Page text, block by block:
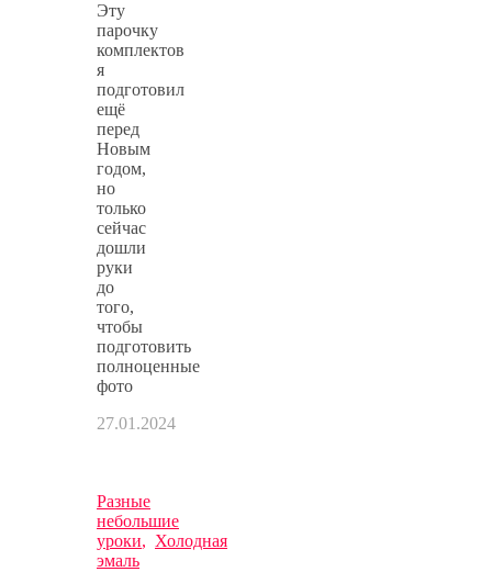
Эту
парочку
комплектов
я
подготовил
ещё
перед
Новым
годом,
но
только
сейчас
дошли
руки
до
того,
чтобы
подготовить
полноценные
фото
27.01.2024
Разные
небольшие
уроки, Холодная
эмаль